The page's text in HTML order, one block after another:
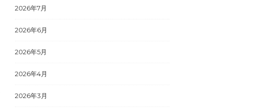
2026年7月
2026年6月
2026年5月
2026年4月
2026年3月